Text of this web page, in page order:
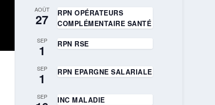
AOÛT
27
RPN OPÉRATEURS
COMPLÉMENTAIRE SANTÉ
SEP
1 RPN RSE
SEP
1 RPN EPARGNE SALARIALE
SEP INC MALADIE